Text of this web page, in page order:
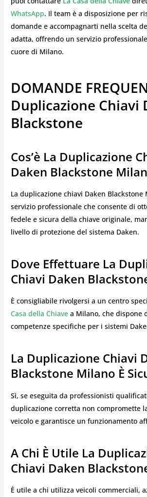
WhatsApp. Il team è a disposizione per
domande e accompagnarti nella scelta
adatta, offrendo un servizio
cuore di Milano.
DOMANDE
Duplicazione Chiavi
Blackstone
Cos’è La Duplicazione
Daken Blackstone
La duplicazione chiavi Daken Blackstone
servizio professionale che consente di
fedele e sicura della chiave originale,
livello di protezione del sistema Daken.
Dove Effettuare La
Chiavi Daken
È consigliabile rivolgersi a un centro
Casa della Chiave a Milano, che dispone
competenze specifiche per i sistemi
La Duplicazione Chiavi
Blackstone Milano È
Sì, se eseguita da professionisti
duplicazione corretta non compromette
veicolo e garantisce un funzionamento
A Chi È Utile La
Chiavi Daken
È utile a chi utilizza veicoli commerciali,